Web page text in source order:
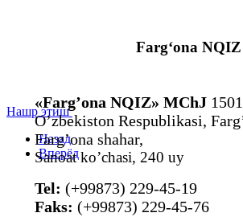
Farg‘ona
Нашр этиш
Назад
Вперёд
«Farg’ona NQIZ» MChJ
O’zbekiston Respublikasi,
Farg’ona shahar,
Sanoat ko’chasi, 240 uy
Tel: (+99873) 229-45-19
Faks: (+99873) 229-45-76